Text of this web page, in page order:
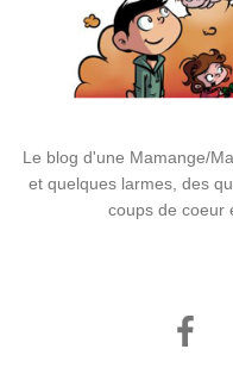
Le blog d'une Mamange/
et quelques larmes, des
coups de coeur